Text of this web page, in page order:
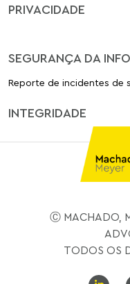
PRIVACIDADE
SEGURANÇA DA
Reporte de incidentes de
INTEGRIDADE
Ⓒ MACHADO,
TODOS OS